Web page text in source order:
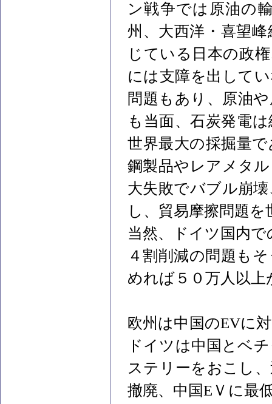
ン戦争では原油の
州、大西洋・喜望
じている日本の政
には支障を出して
問題もあり、原油
も当面、石炭発電
世界最大の採掘量
鋼製品やレアメタ
大失敗でバブル崩
し、貿易摩擦問題
当然、ドイツ国内
４割削減の問題も
めれば５０万人以
欧州は中国のEVに
ドイツは中国とベ
ステリーをおこし
撤廃、中国EＶに最